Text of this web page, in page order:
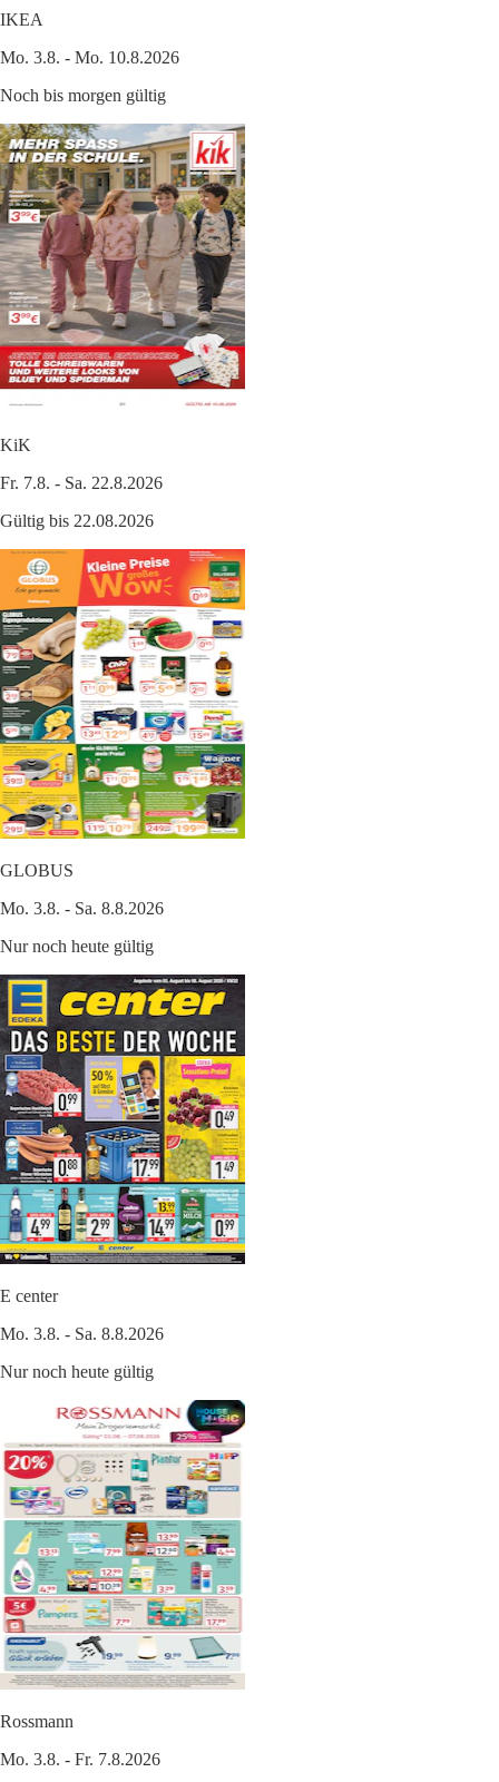
IKEA
Mo. 3.8. - Mo. 10.8.2026
Noch bis morgen gültig
KiK
Fr. 7.8. - Sa. 22.8.2026
Gültig bis 22.08.2026
GLOBUS
Mo. 3.8. - Sa. 8.8.2026
Nur noch heute gültig
E center
Mo. 3.8. - Sa. 8.8.2026
Nur noch heute gültig
Rossmann
Mo. 3.8. - Fr. 7.8.2026